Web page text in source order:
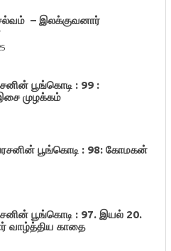
– இலக்குவனார்
பூங்கொடி : 99 :
முழக்கம்
பூங்கொடி : 98: கோமகன்
பூங்கொடி : 97. இயல் 20.
வாழ்த்திய காதை